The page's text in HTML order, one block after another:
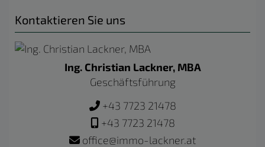
Kontaktieren Sie uns
Ing. Christian Lackner, MBA
Geschäftsführung
+43 7723 21478
+43 7723 21478
office@immo-lackner.at